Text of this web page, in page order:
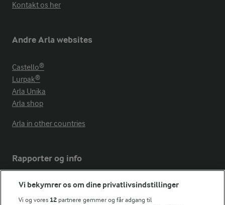
Kontakt os her
Andre Arla websites
Castello®
Lurpak®
Arla Unika
Arla shop
Arla in other countries
Rapporter og info
Årsrapport
FarmAhead™ Check rapport
Vi bekymrer os om dine privatlivsindstillinger
Vi og vores 12 partnere gemmer og får adgang til